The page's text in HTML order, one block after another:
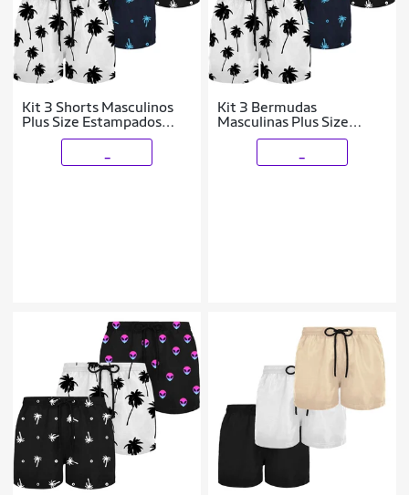
Kit 3 Shorts Masculinos
Plus Size Estampados
Tecido Leve Confortável
Kit 3 Bermudas
Masculinas Plus Size
Estampadas Tecido Leve
Academia Conforto